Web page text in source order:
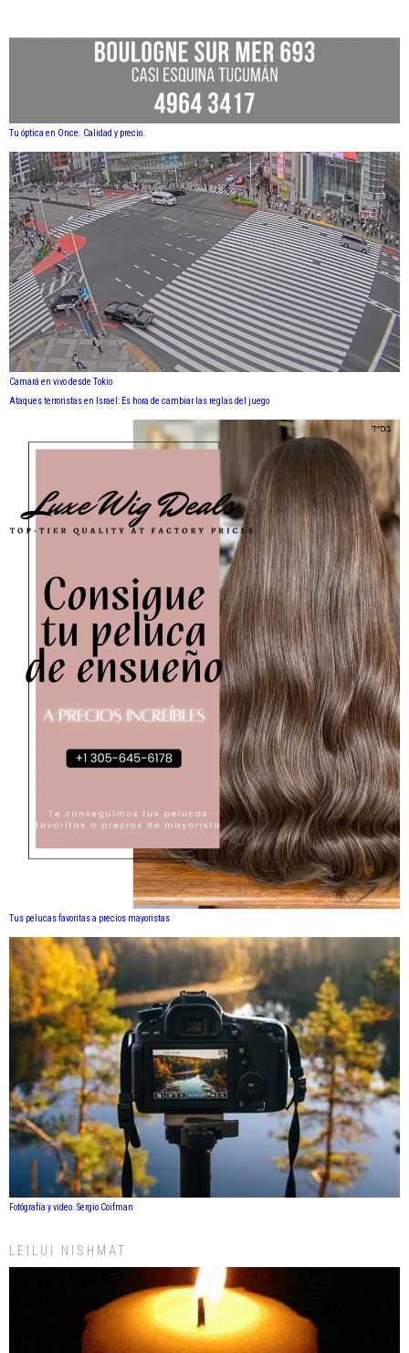
Tu óptica en Once. Calidad y precio.
Camará en vivo desde Tokio
Ataques terroristas en Israel: Es hora de cambiar las reglas del juego
Tus pelucas favoritas a precios mayoristas
Fotógrafía y video. Sergio Coifman
LEILUI NISHMAT